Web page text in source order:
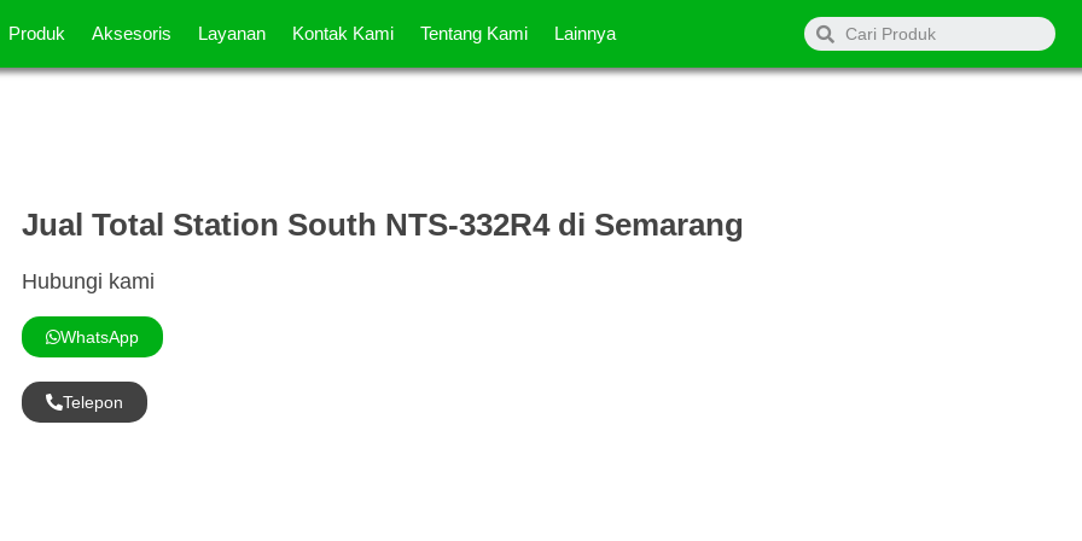
Produk Aksesoris Layanan Kontak Kami Tentang Kami Lainnya Search
Jual Total Station South NTS-332R4 di Semarang
Hubungi kami
WhatsApp
Telepon